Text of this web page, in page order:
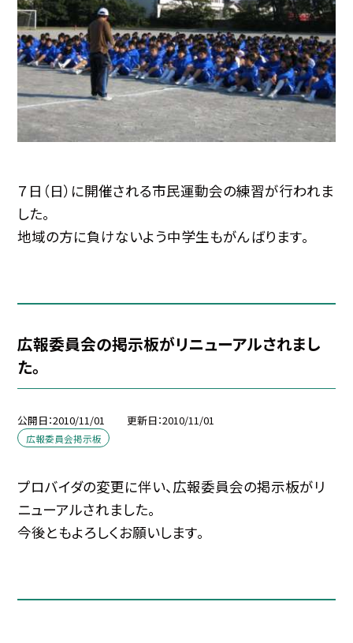
７日（日）に開催される市民運動会の練習が行われま
した。
地域の方に負けないよう中学生もがんばります。
広報委員会の掲示板がリニューアルされまし
た。
公開日 2010/11/01 更新日 2010/11/01
広報委員会掲示板
プロバイダの変更に伴い、広報委員会の掲示板がリ
ニューアルされました。
今後ともよろしくお願いします。